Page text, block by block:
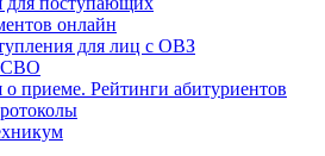
онлайн
для лиц с ОВЗ
СВО
приеме. Рейтинги абитуриентов